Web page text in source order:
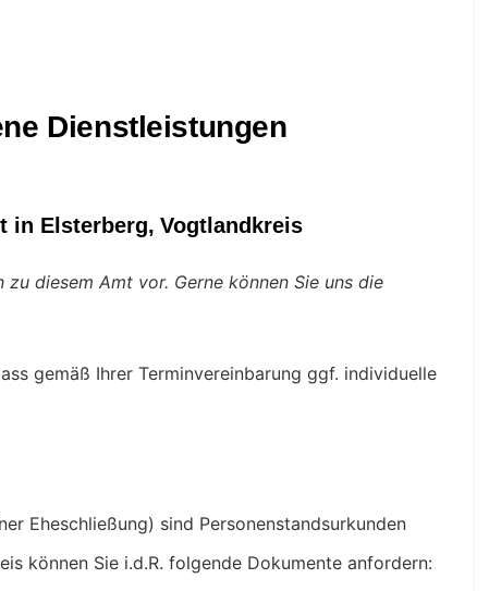
Dienstleistungen
in Elsterberg, Vogtlandkreis
diesem Amt vor. Gerne können Sie uns die
gemäß Ihrer Terminvereinbarung ggf. individuelle
Eheschließung) sind Personenstandsurkunden
können Sie i.d.R. folgende Dokumente anfordern: